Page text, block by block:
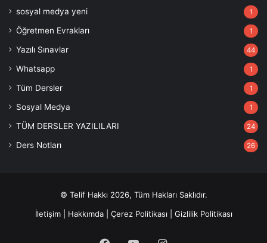
sosyal medya yeni 1
Öğretmen Evrakları 1
Yazılı Sınavlar 44
Whatsapp 1
Tüm Dersler 1
Sosyal Medya 1
TÜM DERSLER YAZILILARI 24
Ders Notları 26
© Telif Hakkı 2026, Tüm Hakları Saklıdır.
İletişim| Hakkımda| Çerez Politikası Gizlilik Politikası